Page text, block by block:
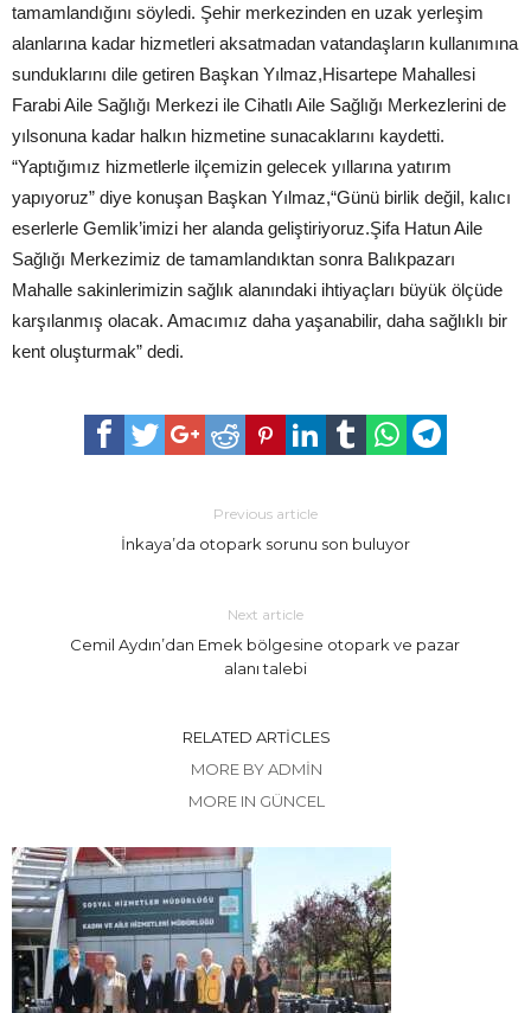
tamamlandığını söyledi. Şehir merkezinden en uzak yerleşim
alanlarına kadar hizmetleri aksatmadan vatandaşların kullanımına
sunduklarını dile getiren Başkan Yılmaz,Hisartepe Mahallesi
Farabi Aile Sağlığı Merkezi ile Cihatlı Aile Sağlığı Merkezlerini de
yılsonuna kadar halkın hizmetine sunacaklarını kaydetti.
“Yaptığımız hizmetlerle ilçemizin gelecek yıllarına yatırım
yapıyoruz” diye konuşan Başkan Yılmaz,“Günü birlik değil, kalıcı
eserlerle Gemlik’imizi her alanda geliştiriyoruz.Şifa Hatun Aile
Sağlığı Merkezimiz de tamamlandıktan sonra Balıkpazarı
Mahalle sakinlerimizin sağlık alanındaki ihtiyaçları büyük ölçüde
karşılanmış olacak. Amacımız daha yaşanabilir, daha sağlıklı bir
kent oluşturmak” dedi.
Previous article
İnkaya’da otopark sorunu son buluyor
Next article
Cemil Aydın’dan Emek bölgesine otopark ve pazar
alanı talebi
RELATED ARTICLES
MORE BY ADMIN
MORE IN GÜNCEL